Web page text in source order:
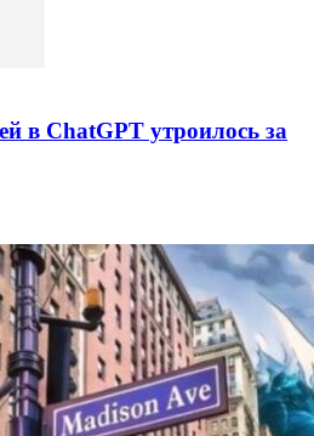
в ChatGPT утроилось за